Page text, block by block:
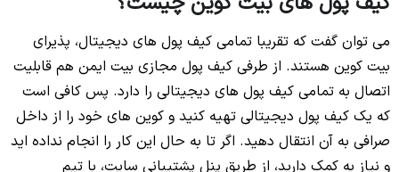
می توان گفت که تقریبا تمامی کیف پول های دیجیتال، پذیرای
بیت کوین هستند. از طرفی کیف پول مجازی بیت ایمن هم قابلیت
اتصال به تمامی کیف پول های دیجیتالی را دارد. پس کافی است
که یک کیف پول دیجیتالی تهیه کنید و کوین های خود را از داخل
صرافی به آن انتقال دهید. اگر تا به حال این کار را انجام نداده اید
و نیاز به کمک دارید، از طریق پنل پشتیبانی سایت، با تیم